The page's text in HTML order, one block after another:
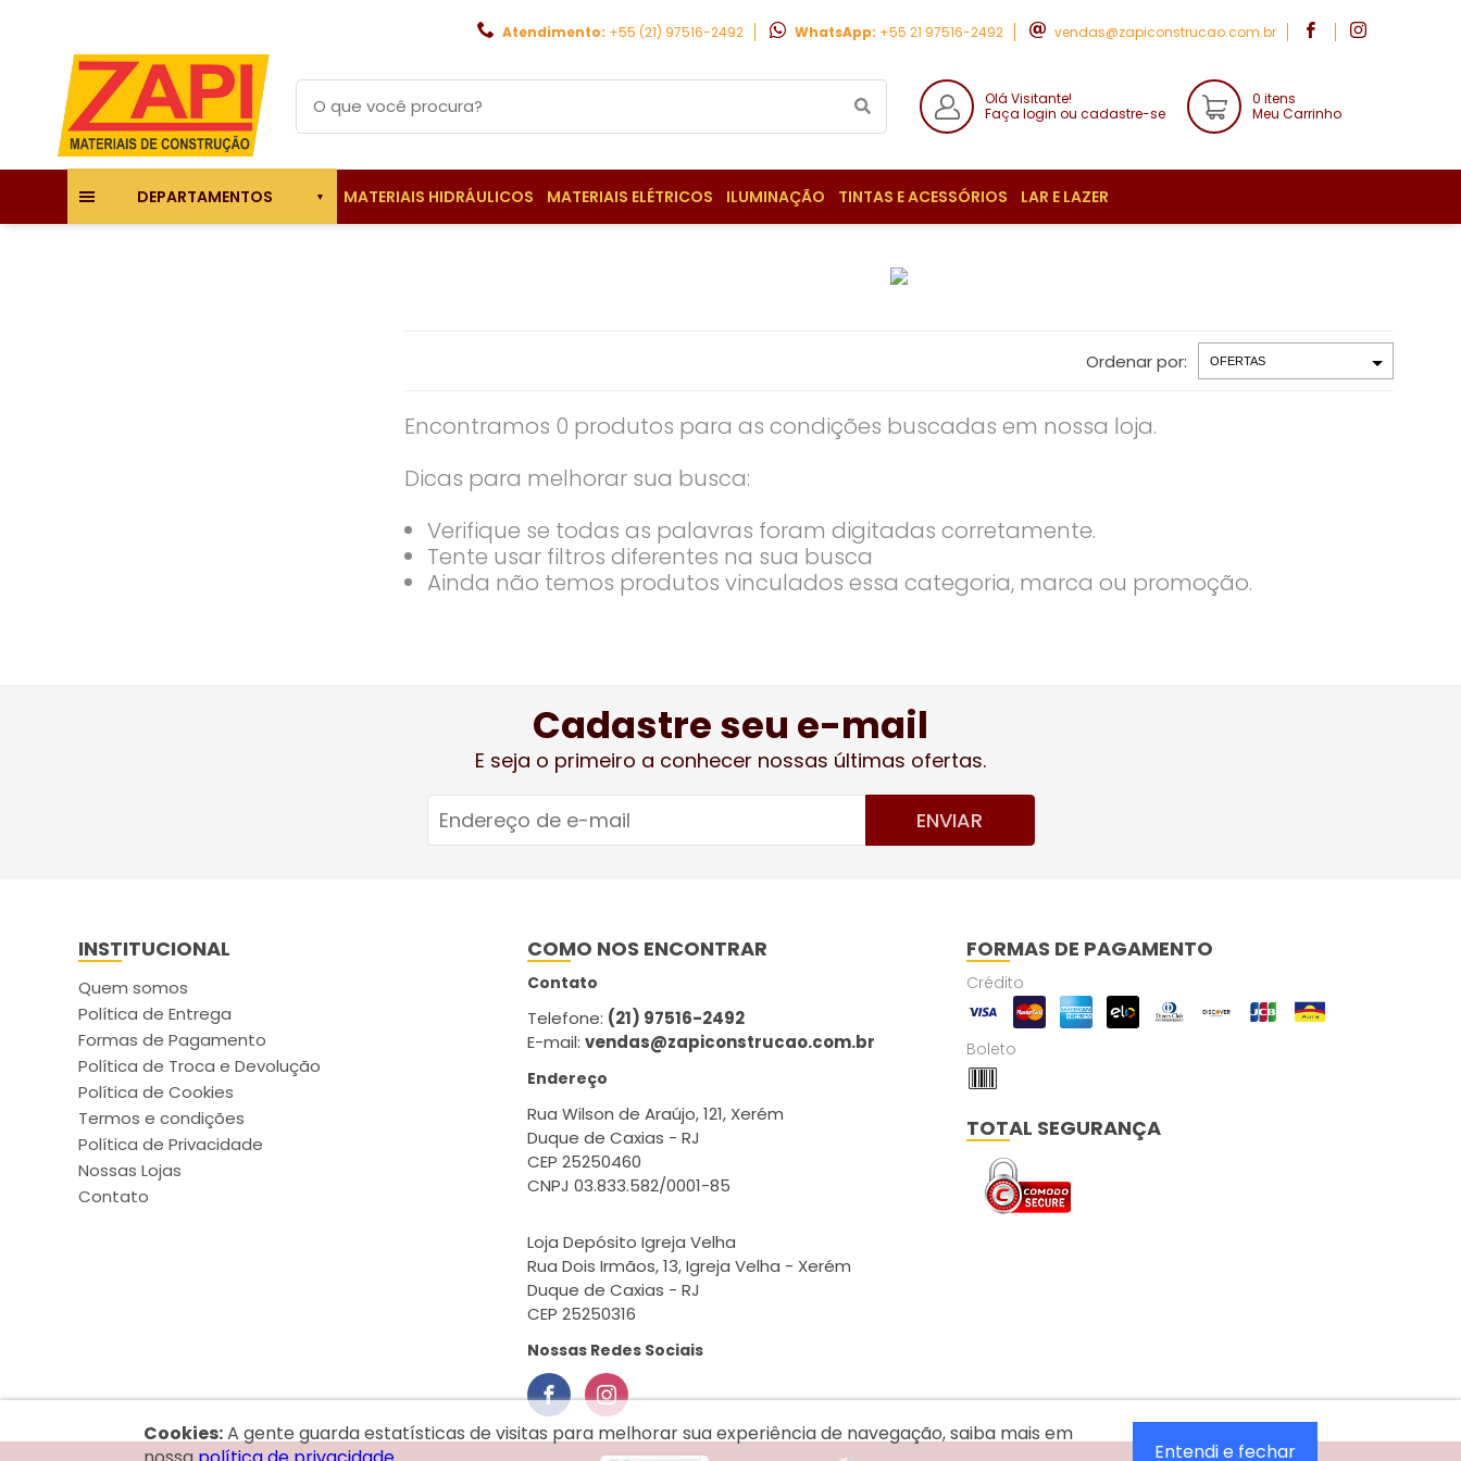
Atendimento: +55 (21) 97516-2492 WhatsApp: +55 21 97516-2492 vendas@zapiconstrucao.com.br
Olá Visitante!
Faça login ou cadastre-se
0 itens
Meu Carrinho
DEPARTAMENTOS MATERIAIS HIDRÁULICOS MATERIAIS ELÉTRICOS ILUMINAÇÃO TINTAS E ACESSÓRIOS LAR E LAZER
Ordenar por:
Encontramos 0 produtos para as condições buscadas em nossa loja.
Dicas para melhorar sua busca:
Verifique se todas as palavras foram digitadas corretamente.
Tente usar filtros diferentes na sua busca
Ainda não temos produtos vinculados essa categoria, marca ou promoção.
Cadastre seu e-mail
E seja o primeiro a conhecer nossas últimas ofertas.
ENVIAR
INSTITUCIONAL
Quem somos
Política de Entrega
Formas de Pagamento
Política de Troca e Devolução
Política de Cookies
Termos e condições
Política de Privacidade
Nossas Lojas
Contato
COMO NOS ENCONTRAR
Contato
Telefone: (21) 97516-2492
E-mail:vendas@zapiconstrucao.com.br
Endereço
Rua Wilson de Araújo, 121, Xerém
Duque de Caxias - RJ
CEP 25250460
CNPJ 03.833.582/0001-85
Loja Depósito Igreja Velha
Rua Dois Irmãos, 13, Igreja Velha - Xerém
Duque de Caxias - RJ
CEP 25250316
Nossas Redes Sociais
FORMAS DE PAGAMENTO
Crédito
Boleto
TOTAL SEGURANÇA
Cookies:A gente guarda estatísticas de visitas para melhorar sua experiência de navegação, saiba mais em
Entendi e fechar